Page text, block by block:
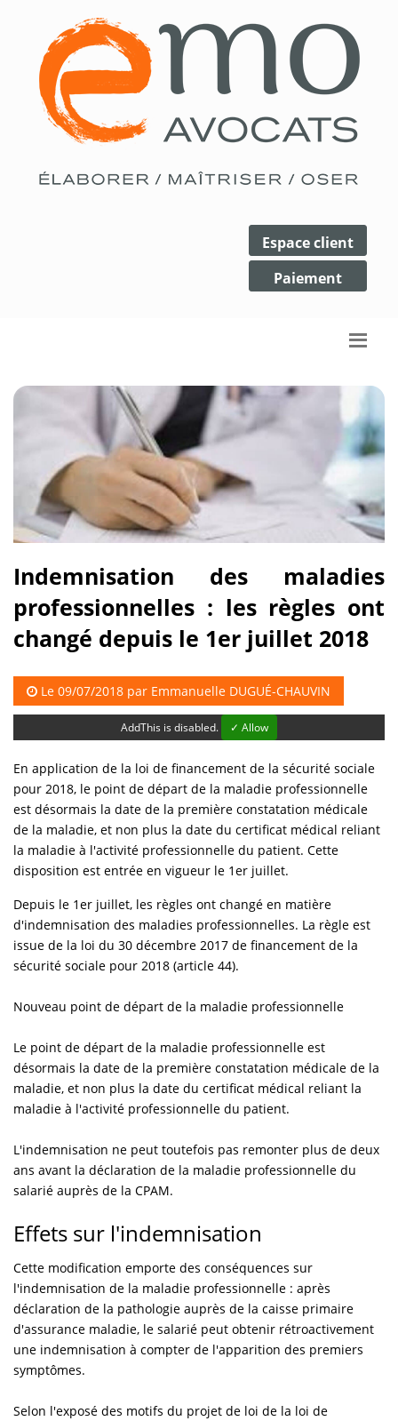
Espace client
Paiement
Indemnisation des maladies
professionnelles : les règles ont
changé depuis le 1er juillet 2018
Le 09/07/2018 par Emmanuelle DUGUÉ-CHAUVIN
AddThis is disabled. ✓ Allow
En application de la loi de financement de la sécurité sociale
pour 2018, le point de départ de la maladie professionnelle
est désormais la date de la première constatation médicale
de la maladie, et non plus la date du certificat médical reliant
la maladie à l'activité professionnelle du patient. Cette
disposition est entrée en vigueur le 1er juillet.
Depuis le 1er juillet, les règles ont changé en matière
d'indemnisation des maladies professionnelles. La règle est
issue de la loi du 30 décembre 2017 de financement de la
sécurité sociale pour 2018 (article 44).
Nouveau point de départ de la maladie professionnelle
Le point de départ de la maladie professionnelle est
désormais la date de la première constatation médicale de la
maladie, et non plus la date du certificat médical reliant la
maladie à l'activité professionnelle du patient.
L'indemnisation ne peut toutefois pas remonter plus de deux
ans avant la déclaration de la maladie professionnelle du
salarié auprès de la CPAM.
Effets sur l'indemnisation
Cette modification emporte des conséquences sur
l'indemnisation de la maladie professionnelle : après
déclaration de la pathologie auprès de la caisse primaire
d'assurance maladie, le salarié peut obtenir rétroactivement
une indemnisation à compter de l'apparition des premiers
symptômes.
Selon l'exposé des motifs du projet de loi de la loi de